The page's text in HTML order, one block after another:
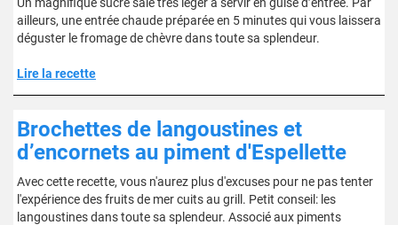
ailleurs, une entrée chaude préparée en 5 minutes qui vous laissera
déguster le fromage de chèvre dans toute sa splendeur.
Lire la recette
Brochettes de langoustines et
d’encornets au piment d'Espellette
Avec cette recette, vous n'aurez plus d'excuses pour ne pas tenter
l'expérience des fruits de mer cuits au grill. Petit conseil: les
langoustines dans toute sa splendeur. Associé aux piments